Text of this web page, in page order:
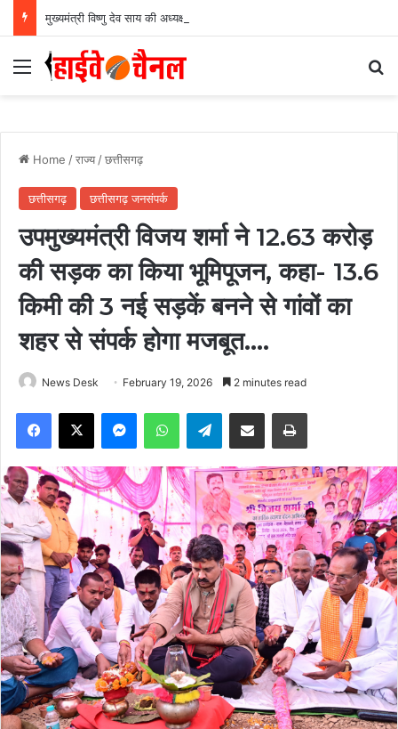
Menu
Home /राज्य /छत्तीसगढ़
छत्तीसगढ़ छत्तीसगढ़ जनसंपर्क
उपमुख्यमंत्री विजय शर्मा ने 12.63 करोड़
की सड़क का किया भूमिपूजन, कहा- 13.6
किमी की 3 नई सड़कें बनने से गांवों का
शहर से संपर्क होगा मजबूत….
News Desk February 19, 2026 2 minutes read
Facebook
X MessengerWhatsAppTelegramShare via Email Print